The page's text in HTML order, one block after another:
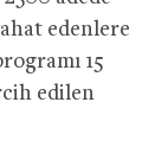
edenlere
15
edilen